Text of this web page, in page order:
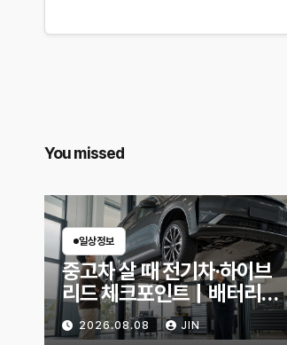
You missed
일상정보
중고차 살 때 전기차·하이브
리드 체크포인트｜배터리
상태 확인법과 놓치기 쉬운
위험 신호
2026.08.08 JIN